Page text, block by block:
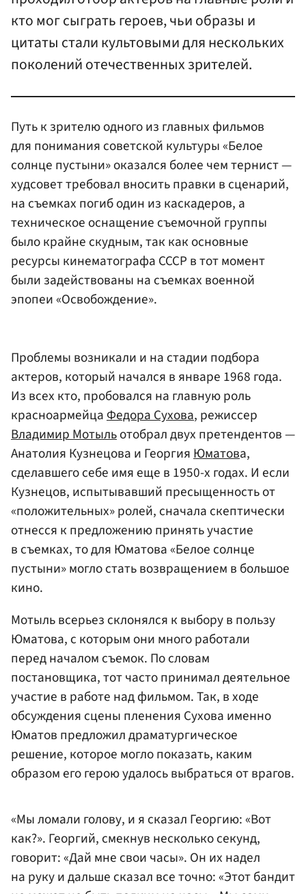
кто мог сыграть героев, чьи образы и
цитаты стали культовыми для нескольких
поколений отечественных зрителей.
Путь к зрителю одного из главных фильмов
для понимания советской культуры «Белое
солнце пустыни» оказался более чем тернист —
худсовет требовал вносить правки в сценарий,
на съемках погиб один из каскадеров, а
техническое оснащение съемочной группы
было крайне скудным, так как основные
ресурсы кинематографа СССР в тот момент
были задействованы на съемках военной
эпопеи «Освобождение».
Проблемы возникали и на стадии подбора
актеров, который начался в январе 1968 года.
Из всех кто, пробовался на главную роль
красноармейцаФедора Сухова, режиссер
Владимир Мотыльотобрал двух претендентов —
Анатолия Кузнецова и ГеоргияЮматова,
сделавшего себе имя еще в 1950-х годах. И если
Кузнецов, испытывавший пресыщенность от
«положительных» ролей, сначала скептически
отнесся к предложению принять участие
в съемках, то для Юматова «Белое солнце
пустыни» могло стать возвращением в большое
кино.
Мотыль всерьез склонялся к выбору в пользу
Юматова, с которым они много работали
перед началом съемок. По словам
постановщика, тот часто принимал деятельное
участие в работе над фильмом. Так, в ходе
обсуждения сцены пленения Сухова именно
Юматов предложил драматургическое
решение, которое могло показать, каким
образом его герою удалось выбраться от врагов.
«Мы ломали голову, и я сказал Георгию: «Вот
как?». Георгий, смекнув несколько секунд,
говорит: «Дай мне свои часы». Он их надел
на руку и дальше сказал все точно: «Этот бандит